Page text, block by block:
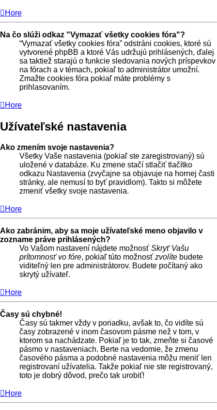
Hore
Na čo slúži odkaz "Vymazať všetky cookies fóra"?
“Vymazať všetky cookies fóra” odstráni cookies, ktoré sú
vytvorené phpBB a ktoré Vás udržujú prihlásených, ďalej
sa taktiež starajú o funkcie sledovania nových príspevkov
na fórach a v témach, pokiaľ to administrátor umožní.
Zmažte cookies fóra pokiaľ máte problémy s
prihlasovaním.
Hore
Užívateľské nastavenia
Ako zmením svoje nastavenia?
Všetky Vaše nastavenia (pokiaľ ste zaregistrovaný) sú
uložené v databáze. Ku zmene stačí stlačiť tlačítko
odkazu Nastavenia (zvyčajne sa objavuje na hornej časti
stránky, ale nemusí to byť pravidlom). Takto si môžete
zmeniť všetky svoje nastavenia.
Hore
Ako zabránim, aby sa moje užívateľské meno objavilo v
zozname práve prihlásených?
Vo Vašom nastavení nájdete možnosť Skryť Vašu
prítomnosť vo fóre, pokiaľ túto možnosť zvolíte budete
viditeľný len pre administrátorov. Budete počítaný ako
skrytý užívateľ.
Hore
Časy sú chybné!
Časy sú takmer vždy v poriadku, avšak to, čo vidíte sú
časy zobrazené v inom časovom pásme než v tom, v
ktorom sa nachádzate. Pokiaľ je to tak, zmeňte si časové
pásmo v nastaveniach. Berte na vedomie, že zmenu
časového pásma a podobné nastavenia môžu meniť len
registrovaní užívatelia. Takže pokiaľ nie ste registrovaný,
toto je dobrý dôvod, prečo tak urobiť!
Hore